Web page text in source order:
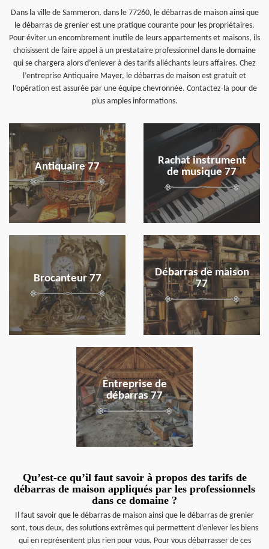
Dans la ville de Sammeron, dans le 77260, le débarras de maison ainsi que
le débarras de grenier est une pratique courante pour les propriétaires.
Pour éviter un encombrement inutile de leurs appartements et maisons, ils
choisissent de faire appel à un prestataire professionnel dans le domaine
qui se chargera alors d’enlever à des tarifs alléchants leurs affaires. Chez
l’entreprise Antiquaire Mayer, le débarras de maison est gratuit et
l’opération est assurée par une équipe chevronnée. Contactez-la pour de
plus amples informations.
Antiquaire 77
en savoir plus
Rachat instrument
de musique 77
en savoir plus
Brocanteur 77
en savoir plus
Débarras de maison
77
en savoir plus
Entreprise de
débarras 77
en savoir plus
Qu’est-ce qu’il faut savoir à propos des tarifs de
débarras de maison appliqués par les professionnels
dans ce domaine ?
Il faut savoir que le débarras de maison ainsi que le débarras de grenier
sont, tous deux, des solutions extrêmes qui permettent d’enlever les biens
qui en représentent plus rien pour vous. Pour vous débarrasser de ces